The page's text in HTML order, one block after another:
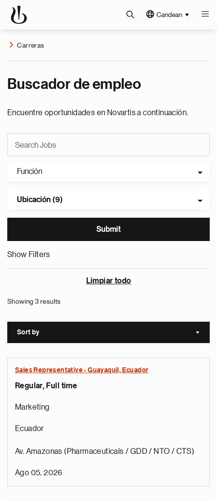
Candean
Carreras
Buscador de empleo
Encuentre oportunidades en Novartis a continuación.
Función
Ubicación (9)
Show Filters
Limpiar todo
Showing 3 results
Sort by Sort
Sales Representative - Guayaquil, Ecuador
Regular, Full time
Marketing
Ecuador
Av. Amazonas (Pharmaceuticals / GDD / NTO / CTS)
Ago 05, 2026